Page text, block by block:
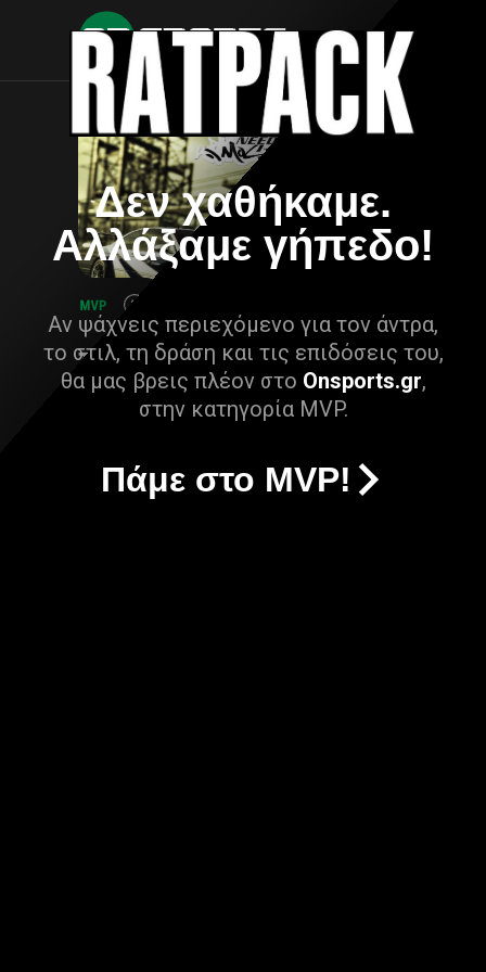
Δεν χαθήκαμε.
Αλλάξαμε γήπεδο!
Αν ψάχνεις περιεχόμενο για τον άντρα,
το στιλ, τη δράση και τις επιδόσεις του,
θα μας βρεις πλέον στο Onsports.gr,
στην κατηγορία MVP.
Πάμε στο MVP!